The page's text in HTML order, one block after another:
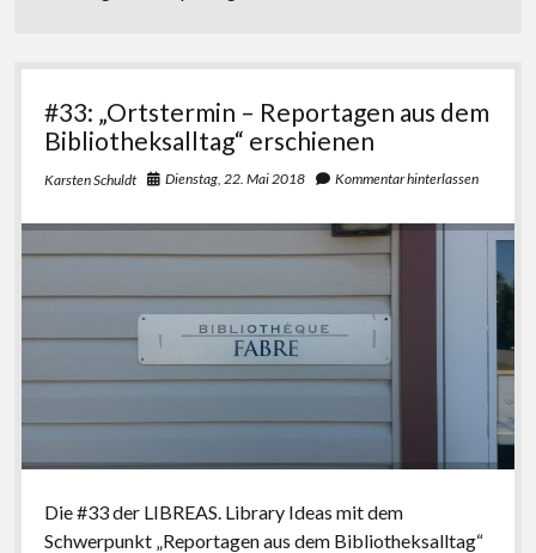
Satzung
Impressum
#L20J – Zwanzig Jahre LIBREAS. Library Ideas
#33: „Ortstermin – Reportagen aus dem
Bibliotheksalltag“ erschienen
Karsten Schuldt Dienstag, 22. Mai 2018 Kommentar hinterlassen
Die #33 der LIBREAS. Library Ideas mit dem
Schwerpunkt „Reportagen aus dem Bibliotheksalltag“